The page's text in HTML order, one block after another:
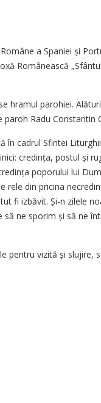
a Spaniei și
Românească „Sfântul
hramul parohiei.
Radu Constantin
în cadrul Sfintei
credința, postul și
poporului lui
rele din pricina
fi izbăvit. Și-n zilele
să ne sporim și să ne
pentru vizită și slujire,